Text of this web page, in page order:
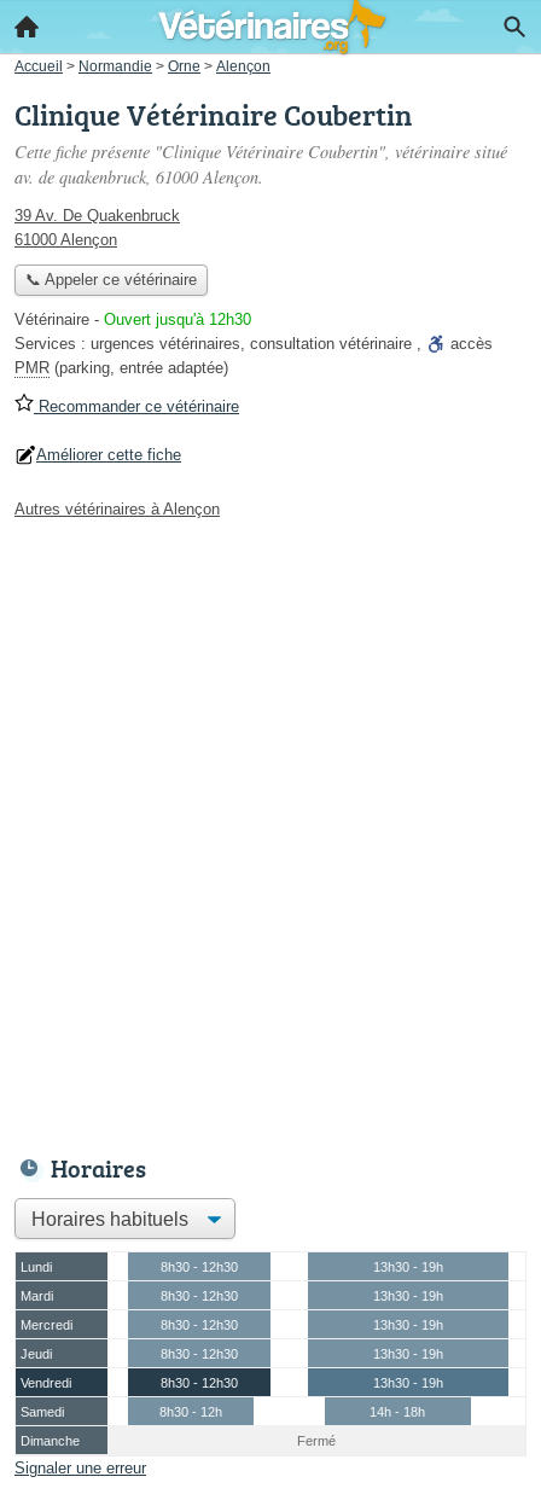
Accueil > Normandie > Orne > Alençon
Clinique Vétérinaire Coubertin
Cette fiche présente "Clinique Vétérinaire Coubertin", vétérinaire situé
av. de quakenbruck, 61000 Alençon.
39 Av. De Quakenbruck
61000 Alençon
📞 Appeler ce vétérinaire
Vétérinaire - Ouvert jusqu'à 12h30
Services : urgences vétérinaires, consultation vétérinaire ,
accès
PMR (parking, entrée adaptée)
Recommander ce vétérinaire
Améliorer cette fiche
Autres vétérinaires à Alençon
Horaires
Lundi 8h30 - 12h30
13h30 - 19h
Mardi
8h30 - 12h30
13h30 - 19h
Mercredi
8h30 - 12h30
13h30 - 19h
Jeudi
8h30 - 12h30
13h30 - 19h
Vendredi
8h30 - 12h30
13h30 - 19h
Samedi
8h30 - 12h
14h - 18h
Dimanche
Fermé
Signaler une erreur